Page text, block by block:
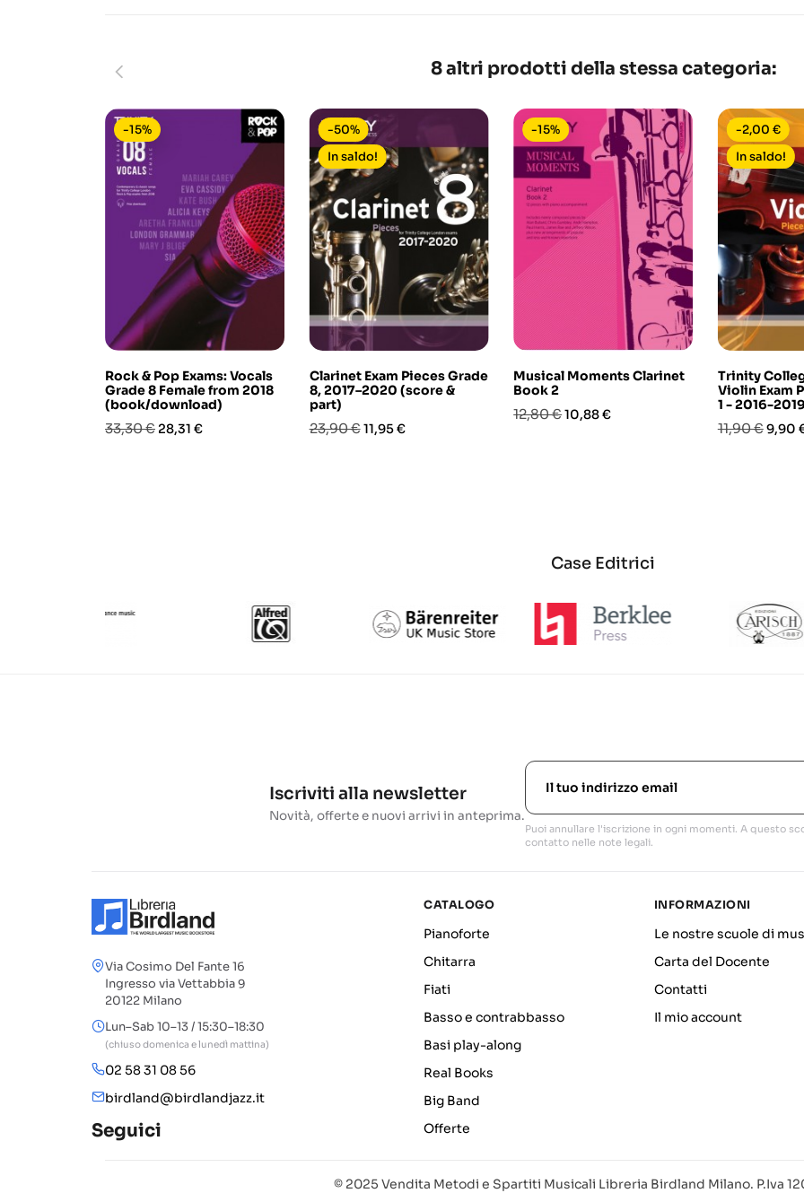
8 altri prodotti della stessa categoria:
Rock & Pop Exams: Vocals
Grade 8 Female from 2018
(book/download)
Prezzo
33,30 € Prezzo
28,31 €
-15%
Clarinet Exam Pieces Grade
8, 2017–2020 (score &
part)
Prezzo
23,90 €Prezzo
11,95 €
-50%
In saldo!
Musical Moments Clarinet
Book 2
Prezzo
12,80 €Prezzo
10,88 €
-15%
Trinity
Violin Exam
1 - 2016-2019
Prezzo
11,90 €9,90
-2,00 €
In saldo!
Case Editrici
Iscriviti alla newsletter
Novità, offerte e nuovi arrivi in anteprima.
Puoi annullare l'iscrizione in ogni momenti. A questo
contatto nelle note legali.
Via Cosimo Del Fante 16
Ingresso via Vettabbia 9
20122 Milano
Lun–Sab 10–13 / 15:30–18:30
(chiuso domenica e lunedì mattina)
02 58 31 08 56
birdland@birdlandjazz.it
Seguici
CATALOGO
Pianoforte
Chitarra
Fiati
Basso e contrabbasso
Basi play-along
Real Books
Big Band
Offerte
INFORMAZIONI
Le nostre scuole di
Carta del Docente
Contatti
Il mio account
© 2025 Vendita Metodi e Spartiti Musicali Libreria Birdland Milano. P.Iva